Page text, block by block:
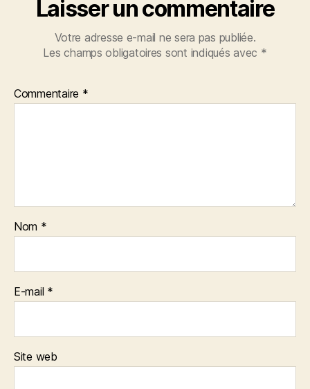
Laisser un commentaire
Votre adresse e-mail ne sera pas publiée.
Les champs obligatoires sont indiqués avec *
Commentaire *
Nom *
E-mail *
Site web